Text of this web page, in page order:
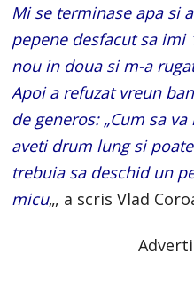
Mi se terminase apa si
pepene desfacut sa
nou in doua si m-a
Apoi a refuzat vreun
de generos: „Cum sa
aveti drum lung si
trebuia sa deschid un
micu„, a scris Vlad